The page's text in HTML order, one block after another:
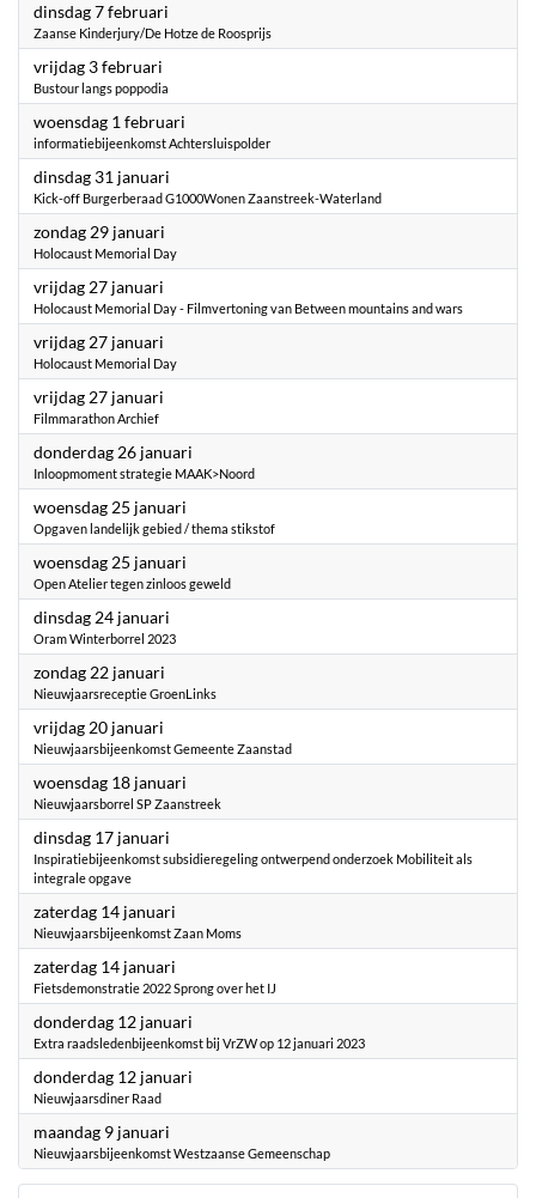
dinsdag 7 februari
Zaanse Kinderjury/De Hotze de Roosprijs
vrijdag 3 februari
Bustour langs poppodia
woensdag 1 februari
informatiebijeenkomst Achtersluispolder
dinsdag 31 januari
Kick-off Burgerberaad G1000Wonen Zaanstreek-Waterland
zondag 29 januari
Holocaust Memorial Day
vrijdag 27 januari
Holocaust Memorial Day - Filmvertoning van Between mountains and wars
vrijdag 27 januari
Holocaust Memorial Day
vrijdag 27 januari
Filmmarathon Archief
donderdag 26 januari
Inloopmoment strategie MAAK>Noord
woensdag 25 januari
Opgaven landelijk gebied / thema stikstof
woensdag 25 januari
Open Atelier tegen zinloos geweld
dinsdag 24 januari
Oram Winterborrel 2023
zondag 22 januari
Nieuwjaarsreceptie GroenLinks
vrijdag 20 januari
Nieuwjaarsbijeenkomst Gemeente Zaanstad
woensdag 18 januari
Nieuwjaarsborrel SP Zaanstreek
dinsdag 17 januari
Inspiratiebijeenkomst subsidieregeling ontwerpend onderzoek Mobiliteit als
integrale opgave
zaterdag 14 januari
Nieuwjaarsbijeenkomst Zaan Moms
zaterdag 14 januari
Fietsdemonstratie 2022 Sprong over het IJ
donderdag 12 januari
Extra raadsledenbijeenkomst bij VrZW op 12 januari 2023
donderdag 12 januari
Nieuwjaarsdiner Raad
maandag 9 januari
Nieuwjaarsbijeenkomst Westzaanse Gemeenschap